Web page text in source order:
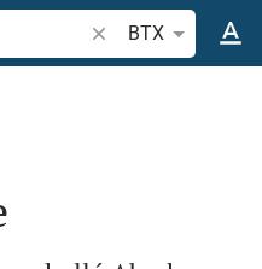
Buscar versículo
BTX